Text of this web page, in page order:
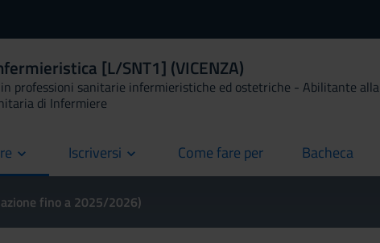
[L/SNT1] (VICENZA)
professioni sanitarie infermieristiche ed ostetriche - Abilitante alla
di Infermiere
Iscriversi Come fare per
current Bacheca
current
fino a 2025/2026)